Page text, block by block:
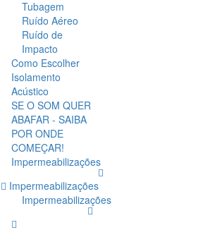
Tubagem
Ruído Aéreo
Ruído de
Impacto
Como Escolher
Isolamento
Acústico
SE O SOM QUER
ABAFAR - SAIBA
POR ONDE
COMEÇAR!
Impermeabilizações
Impermeabilizações
Impermeabilizações